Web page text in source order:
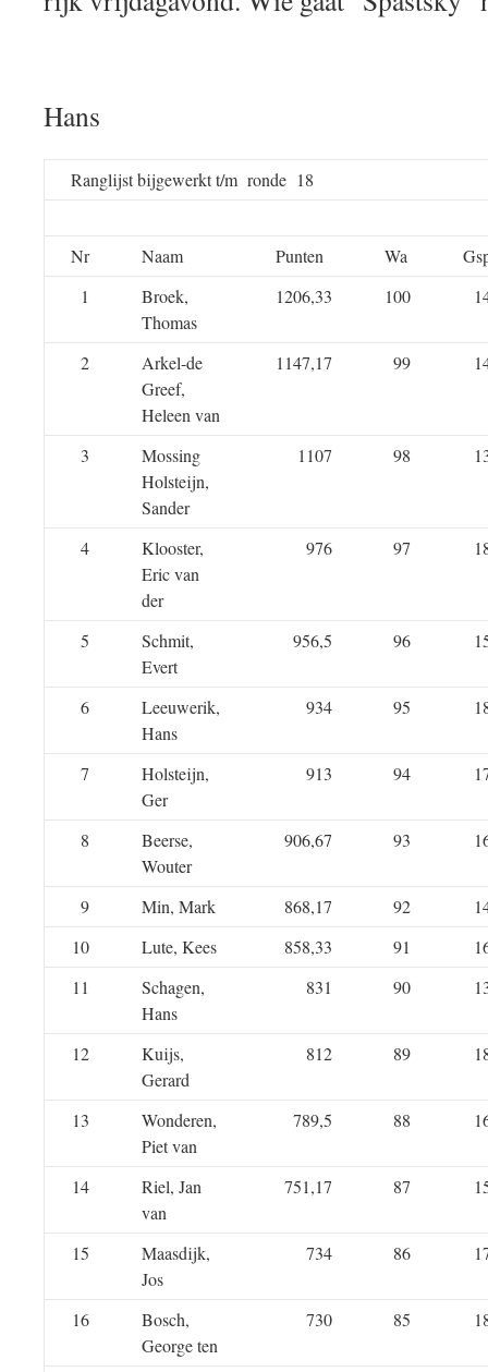
Hans
Ranglijst bijgewerkt t/m ronde 18
Nr Naam Punten Wa
1
Broek,
Thomas
1206,33 100
2
Arkel-de
Greef,
Heleen van
1147,17 99
3
Mossing
Holsteijn,
Sander
1107 98
4
Klooster,
Eric van
der
976 97
5
Schmit,
Evert
956,5 96
6
Leeuwerik,
Hans
934 95
7
Holsteijn,
Ger
913 94
8
Beerse,
Wouter
906,67 93
9 Min, Mark 868,17 92
10
Lute, Kees 858,33 91
11
Schagen,
Hans
831 90
12
Kuijs,
Gerard
812 89
13
Wonderen,
Piet van
789,5 88
14
Riel, Jan
van
751,17 87
15
Maasdijk,
Jos
734 86
16
Bosch,
George ten
730 85